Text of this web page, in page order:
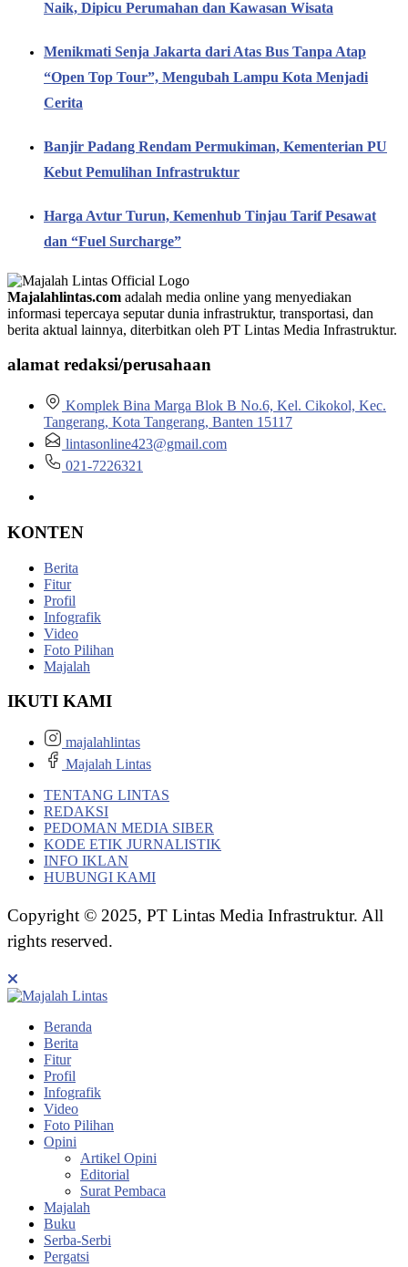
Naik, Dipicu Perumahan dan Kawasan Wisata
Menikmati Senja Jakarta dari Atas Bus Tanpa Atap
“Open Top Tour”, Mengubah Lampu Kota Menjadi
Cerita
Banjir Padang Rendam Permukiman, Kementerian PU
Kebut Pemulihan Infrastruktur
Harga Avtur Turun, Kemenhub Tinjau Tarif Pesawat
dan “Fuel Surcharge”
Majalahlintas.com adalah media online yang menyediakan
informasi tepercaya seputar dunia infrastruktur, transportasi, dan
berita aktual lainnya, diterbitkan oleh PT Lintas Media Infrastruktur.
alamat redaksi/perusahaan
Komplek Bina Marga Blok B No.6, Kel. Cikokol, Kec.
Tangerang, Kota Tangerang, Banten 15117
lintasonline423@gmail.com
021-7226321
KONTEN
Berita
Fitur
Profil
Infografik
Video
Foto Pilihan
Majalah
IKUTI KAMI
majalahlintas
Majalah Lintas
TENTANG LINTAS
REDAKSI
PEDOMAN MEDIA SIBER
KODE ETIK JURNALISTIK
INFO IKLAN
HUBUNGI KAMI
Copyright © 2025, PT Lintas Media Infrastruktur. All
rights reserved.
Beranda
Berita
Fitur
Profil
Infografik
Video
Foto Pilihan
Opini
Artikel Opini
Editorial
Surat Pembaca
Majalah
Buku
Serba-Serbi
Pergatsi